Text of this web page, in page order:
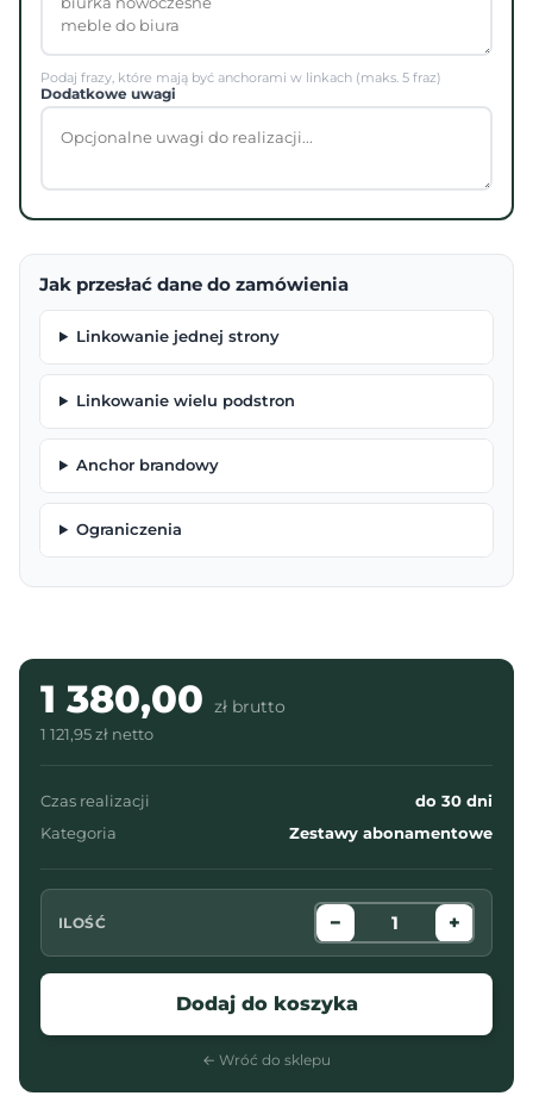
Podaj frazy, które mają być anchorami w linkach (maks. 5 fraz)
Dodatkowe uwagi
Jak przesłać dane do zamówienia
Linkowanie jednej strony
Linkowanie wielu podstron
Anchor brandowy
Ograniczenia
1 380,00 zł brutto
1 121,95 zł netto
Czas realizacji
do 30 dni
Kategoria
Zestawy abonamentowe
ILOŚĆ − +
Dodaj do koszyka
← Wróć do sklepu